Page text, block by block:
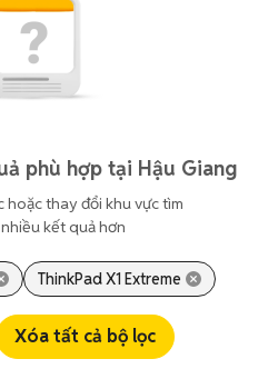
phù hợp tại Hậu Giang
hoặc thay đổi khu vực tìm
kết quả hơn
ThinkPad X1 Extreme
Xóa tất cả bộ lọc